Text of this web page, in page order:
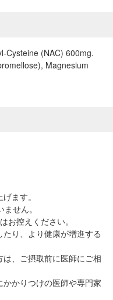
Cysteine (NAC) 600mg.
Magnesium
ます。
せん。
お控えください。
たり、より健康が増進する
は、ご摂取前に医師にご相
かかりつけの医師や専門家